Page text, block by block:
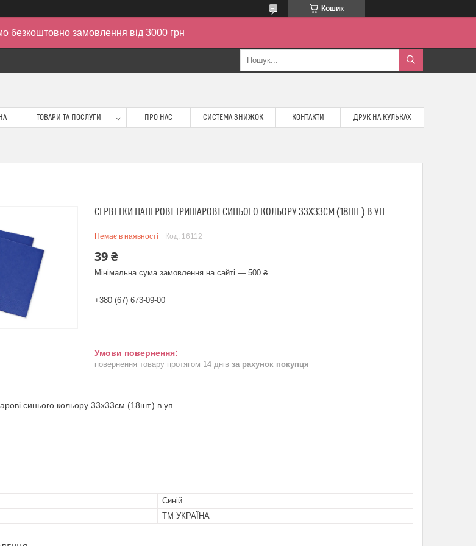
Кошик
безкоштовно замовлення від 3000 грн
ТОВАРИ ТА ПОСЛУГИ ПРО НАС СИСТЕМА ЗНИЖОК КОНТАКТИ ДРУК НА КУЛЬКАХ
СЕРВЕТКИ ПАПЕРОВІ ТРИШАРОВІ СИНЬОГО КОЛЬОРУ 33Х33СМ (18ШТ.) В УП.
Немає в наявності Код: 16112
39 ₴
Мінімальна сума замовлення на сайті — 500 ₴
+380 (67) 673-09-00
повернення товару протягом 14 днів за рахунок покупця
синього кольору 33х33см (18шт.) в уп.
Синій
ТМ УКРАЇНА